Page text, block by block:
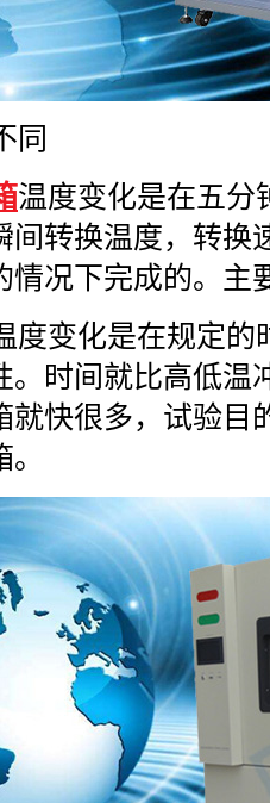
同
温度变化是在五分
间转换温度，转换
情况下完成的。主
度变化是在规定的
。时间就比高低温
就快很多，试验目